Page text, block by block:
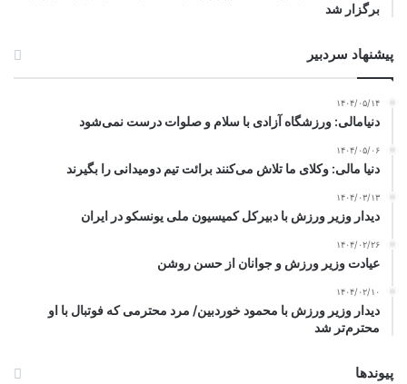
برگزار شد
پیشنهاد سردبیر
۱۴۰۴/۰۵/۱۴
دنیامالی: ورزشگاه آزادی با سلام و صلوات درست نمی‌شود
۱۴۰۴/۰۵/۰۶
دنیا مالی: وکلای ما تلاش می‌کنند برائت تیم دومیدانی را بگیرند
۱۴۰۴/۰۳/۱۳
دیدار وزیر ورزش با دبیرکل کمیسیون ملی یونسکو در ایران
۱۴۰۴/۰۲/۲۶
عیادت وزیر ورزش و جوانان از حسن روشن
۱۴۰۴/۰۲/۱۰
دیدار وزیر ورزش با محمود خوردبین/ مرد محترمی که فوتبال با او
محترم‌تر شد
پیوندها